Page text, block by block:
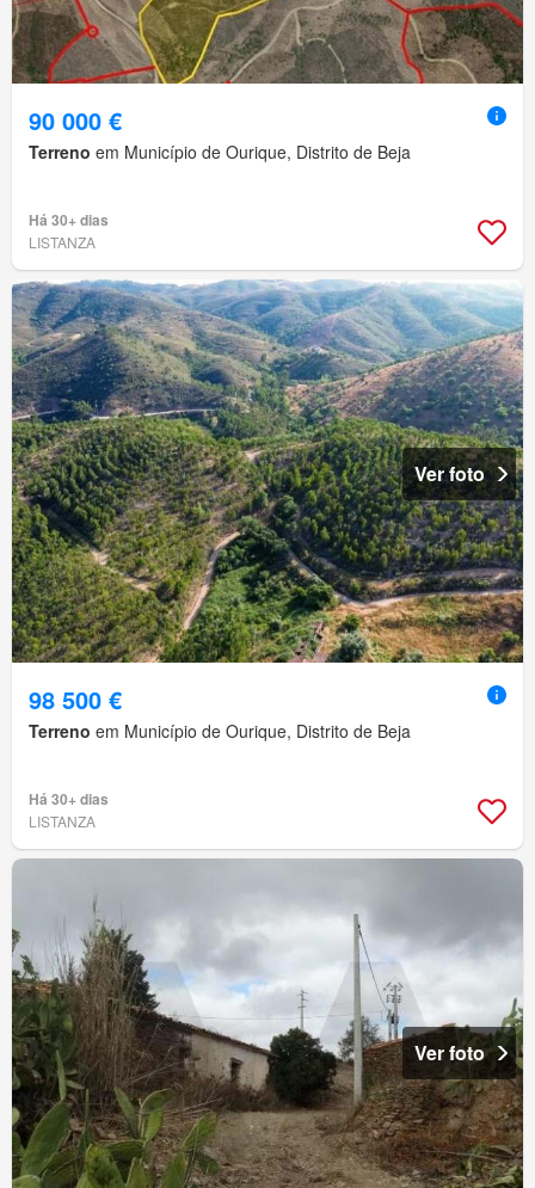
90 000 €
Terreno em Município de Ourique, Distrito de Beja
Há 30+ dias
LISTANZA
Ver foto
98 500 €
Terreno em Município de Ourique, Distrito de Beja
Há 30+ dias
LISTANZA
Ver foto